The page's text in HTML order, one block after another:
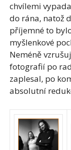
chvílemi
do rána, natož
příjemné to
myšlenkové
Neméně
fotografií po
zaplesal, po
absolutní